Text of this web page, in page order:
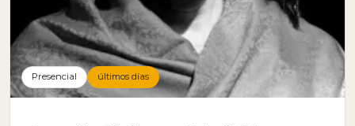
Presencial últimos días